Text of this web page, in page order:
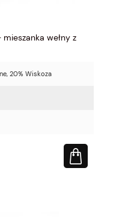
wełny z
20% Wiskoza